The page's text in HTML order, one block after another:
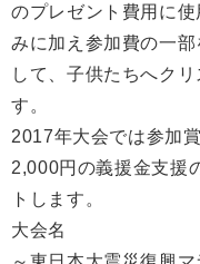
のプレゼント費用に
みに加え参加費の一
して、子供たちへク
す。
2017年大会では参加
2,000円の義援金支援
トします。
大会名